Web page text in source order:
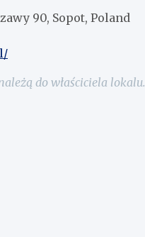
90, Sopot, Poland
do właściciela lokalu.